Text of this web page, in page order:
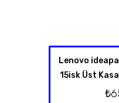
Lenovo
15isk Üst
₺